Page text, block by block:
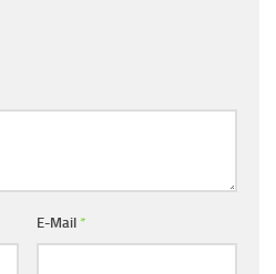
E-Mail *